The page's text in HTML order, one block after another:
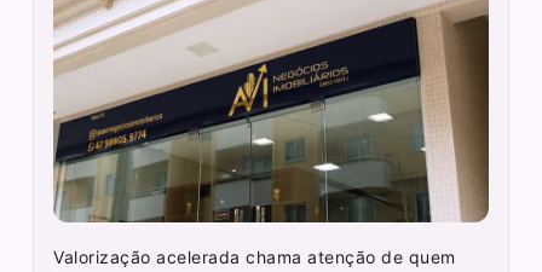
Valorização acelerada chama atenção de quem